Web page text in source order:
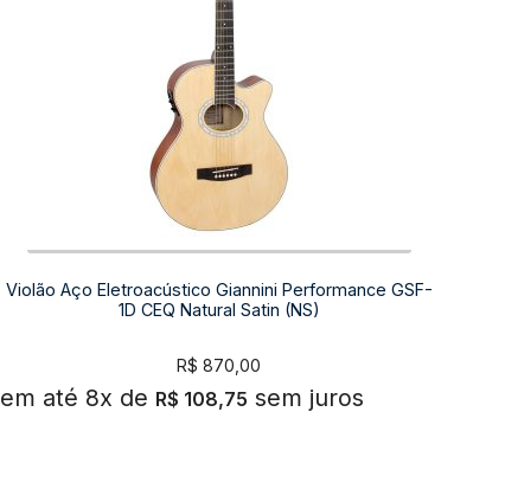
Violão Aço Eletroacústico Giannini Performance GSF-
1D CEQ Natural Satin (NS)
R$ 870,00
em até 8x de R$ 108,75 sem juros